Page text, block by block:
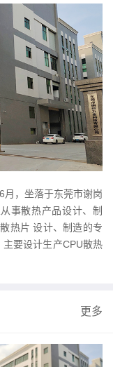
月，坐落于东莞市谢岗
事散热产品设计、制
热片 设计、制造的专
主要设计生产CPU散热
更多